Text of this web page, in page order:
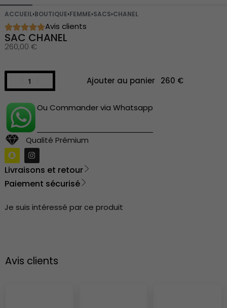
ACCUEIL›BOUTIQUE›FEMME›SACS›CHANEL
Avis clients
SAC CHANEL
260,00 €
Ajouter au panier
Ou Commander via Whatsapp
Qualité Prémium
Livraisons et retour
Paiement sécurisé
Je suis intéressé par ce produit
Avis clients